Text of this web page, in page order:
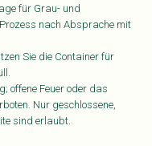
für Grau- und
nach Absprache mit
Sie die Container für
offene Feuer oder das
Nur geschlossene,
sind erlaubt.